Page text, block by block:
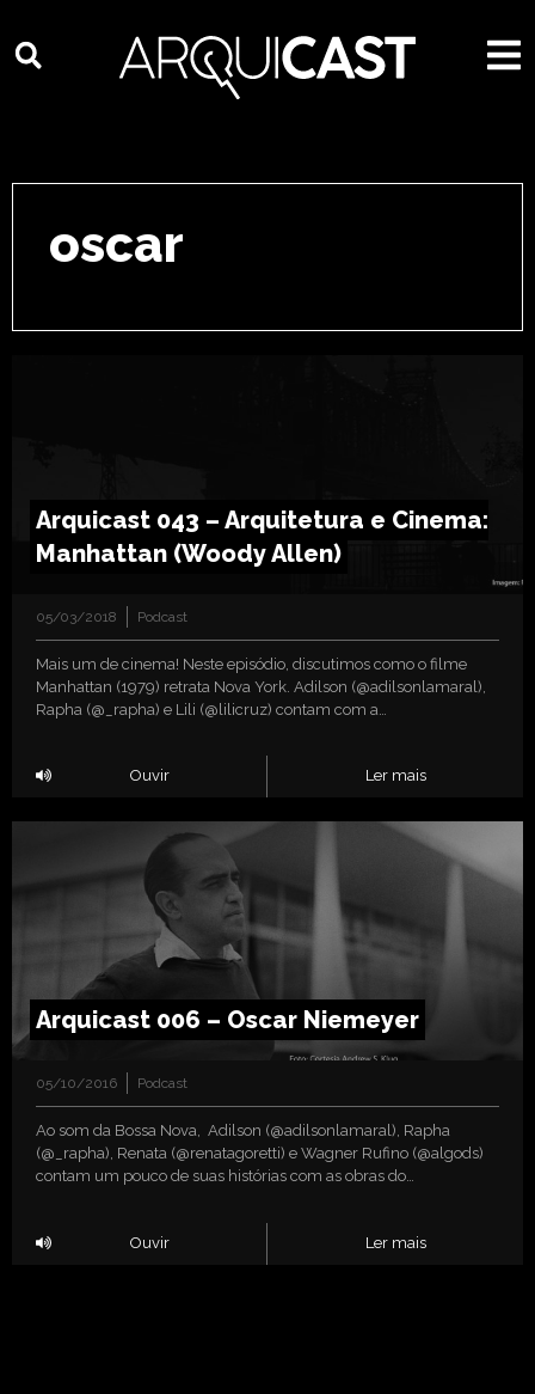
oscar
Arquicast 043 – Arquitetura e Cinema:
Manhattan (Woody Allen)
05/03/2018 Podcast
Mais um de cinema! Neste episódio, discutimos como o filme
Manhattan (1979) retrata Nova York. Adilson (@adilsonlamaral),
Rapha (@_rapha) e Lili (@lilicruz) contam com a…
Ouvir Ler mais
Arquicast 006 – Oscar Niemeyer
05/10/2016 Podcast
Ao som da Bossa Nova, Adilson (@adilsonlamaral), Rapha
(@_rapha), Renata (@renatagoretti) e Wagner Rufino (@algods)
contam um pouco de suas histórias com as obras do…
Ouvir Ler mais